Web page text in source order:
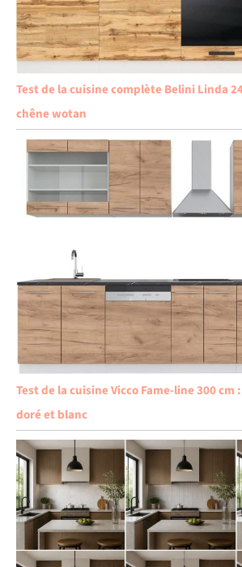
Test de la cuisine complète Belini Linda
chêne wotan
Test de la cuisine Vicco Fame-line 300 cm
doré et blanc